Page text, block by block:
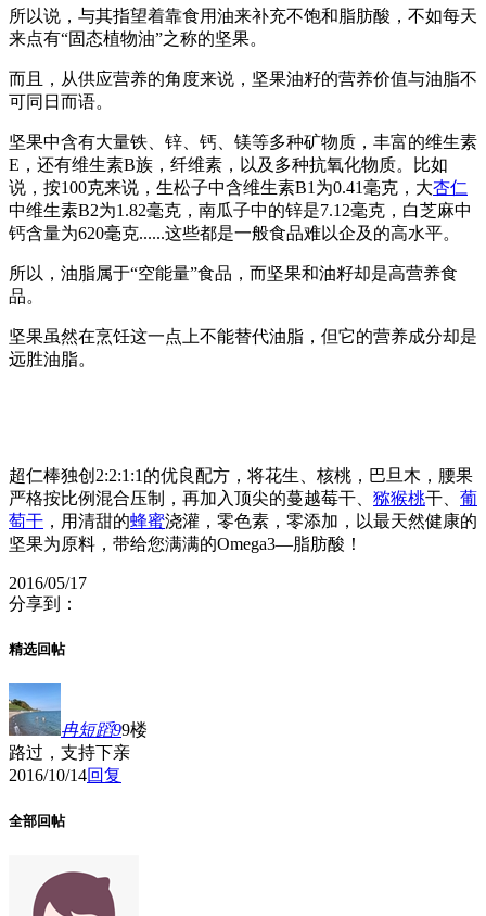
所以说，与其指望着靠食用油来补充不饱和脂肪酸，不如每天
来点有“固态植物油”之称的坚果。
而且，从供应营养的角度来说，坚果油籽的营养价值与油脂不
可同日而语。
坚果中含有大量铁、锌、钙、镁等多种矿物质，丰富的维生素
E，还有维生素B族，纤维素，以及多种抗氧化物质。比如
说，按100克来说，生松子中含维生素B1为0.41毫克，大杏仁
中维生素B2为1.82毫克，南瓜子中的锌是7.12毫克，白芝麻中
钙含量为620毫克......这些都是一般食品难以企及的高水平。
所以，油脂属于“空能量”食品，而坚果和油籽却是高营养食
品。
坚果虽然在烹饪这一点上不能替代油脂，但它的营养成分却是
远胜油脂。
超仁棒独创2:2:1:1的优良配方，将花生、核桃，巴旦木，腰果
严格按比例混合压制，再加入顶尖的蔓越莓干、 猕猴桃干、 葡
萄干 ，用清甜的蜂蜜浇灌，零色素，零添加，以最天然健康的
坚果为原料，带给您满满的Omega3—脂肪酸！
2016/05/17
分享到：
精选回帖
冉短蹈99楼
路过，支持下亲
2016/10/14回复
全部回帖